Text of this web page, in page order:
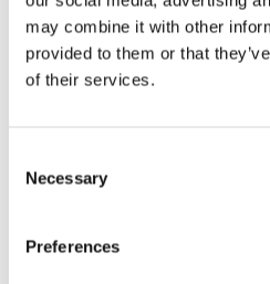
may combine it with other
provided to them or that
of their services.
Selection
Necessary
Preferences